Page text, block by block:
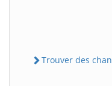
Trouver des